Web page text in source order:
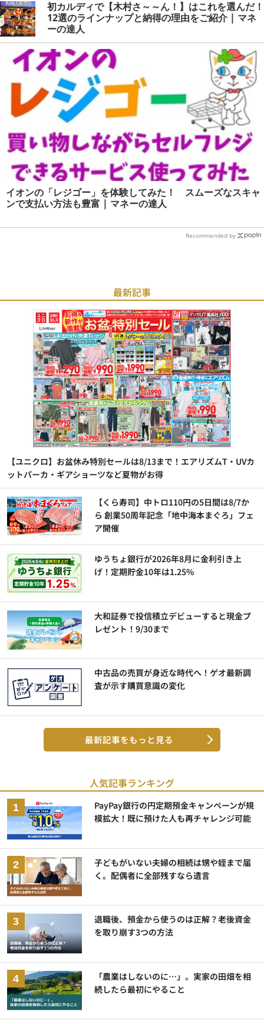
初カルディで【木村さ～～ん！】はこれを選んだ！
12選のラインナップと納得の理由をご紹介 | マネ
ーの達人
イオンの「レジゴー」を体験してみた！ スムーズなスキャ
ンで支払い方法も豊富 | マネーの達人
Recommended by
最新記事
【ユニクロ】お盆休み特別セールは8/13まで！エアリズムT・UVカ
ットパーカ・ギアショーツなど夏物がお得
【くら寿司】中トロ110円の5日間は8/7か
ら 創業50周年記念「地中海本まぐろ」フェ
ア開催
ゆうちょ銀行が2026年8月に金利引き上
げ！定期貯金10年は1.25%
大和証券で投信積立デビューすると現金プ
レゼント！9/30まで
中古品の売買が身近な時代へ！ゲオ最新調
査が示す購買意識の変化
最新記事をもっと見る
人気記事ランキング
PayPay銀行の円定期預金キャンペーンが規
模拡大！既に預けた人も再チャレンジ可能
子どもがいない夫婦の相続は甥や姪まで届
く。配偶者に全部残すなら遺言
退職後、預金から使うのは正解？老後資金
を取り崩す3つの方法
「農業はしないのに…」。実家の田畑を相
続したら最初にやること